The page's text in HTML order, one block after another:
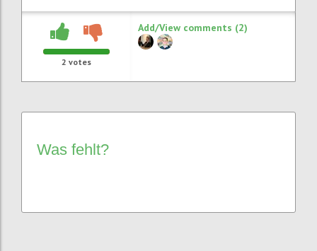
2 votes
Add/View comments (2)
Was fehlt?